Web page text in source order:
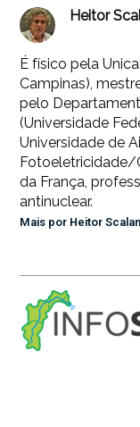
Heitor
É físico pela
Campinas),
pelo
(Universidade
Universidade de
Fotoeletricidade/
da França,
antinuclear.
Mais por Heitor